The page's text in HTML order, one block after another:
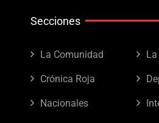
Secciones
La Comunidad
Crónica Roja
Nacionales